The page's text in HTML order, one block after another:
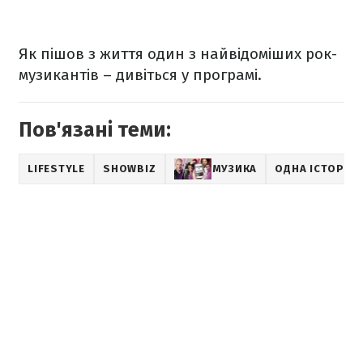
Як пішов з життя один з найвідоміших рок-
музикантів – дивіться у програмі.
Пов'язані теми:
LIFESTYLE SHOWBIZ МУЗИКА ОДНА ІСТОРІЯ